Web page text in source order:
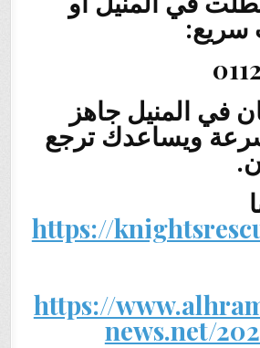
في المنيل جاهز
ويساعدك ترجع
https://
https://
news.net/